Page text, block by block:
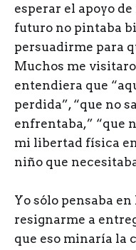
esperar el apoyo
futuro no pintaba
persuadirme para
Muchos me
entendiera que
perdida”, “que no
enfrentaba,” “que
mi libertad física
niño que
Yo sólo pensaba
resignarme a
que eso minaría la